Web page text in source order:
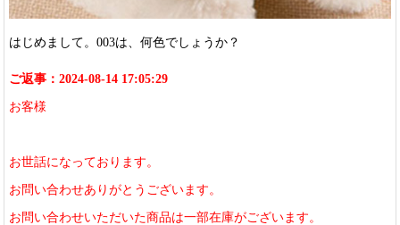
はじめまして。003は、何色でしょうか？
ご返事：2024-08-14 17:05:29
お客様
お世話になっております。
お問い合わせありがとうございます。
お問い合わせいただいた商品は一部在庫がございます。